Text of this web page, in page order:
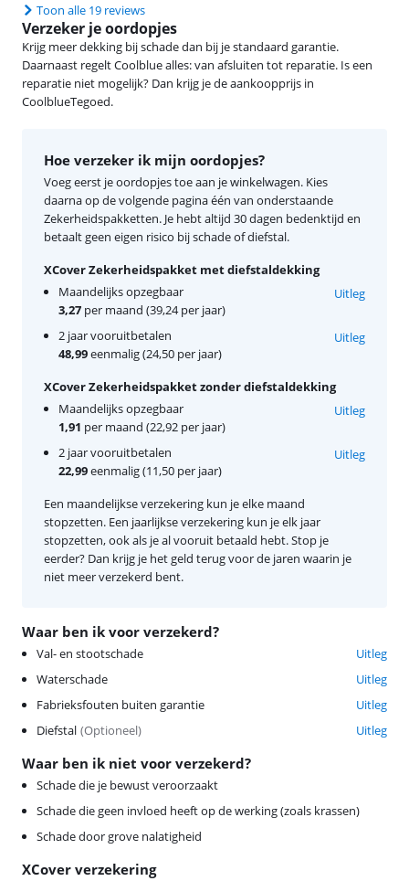
Toon alle 19 reviews
Verzeker je oordopjes
Krijg meer dekking bij schade dan bij je standaard garantie.
Daarnaast regelt Coolblue alles: van afsluiten tot reparatie. Is een
reparatie niet mogelijk? Dan krijg je de aankoopprijs in
CoolblueTegoed.
Waar ben ik voor verzekerd?
Val- en stootschade
Uitleg
Waterschade
Uitleg
Fabrieksfouten buiten garantie
Uitleg
Diefstal (Optioneel) Uitleg
Waar ben ik niet voor verzekerd?
Schade die je bewust veroorzaakt
Schade die geen invloed heeft op de werking (zoals krassen)
Schade door grove nalatigheid
XCover verzekering
Hoe verzeker ik mijn oordopjes?
Voeg eerst je oordopjes toe aan je winkelwagen. Kies
daarna op de volgende pagina één van onderstaande
Zekerheidspakketten. Je hebt altijd 30 dagen bedenktijd en
betaalt geen eigen risico bij schade of diefstal.
XCover Zekerheidspakket met diefstaldekking
Maandelijks opzegbaar
3,27 per maand (39,24 per jaar)
Uitleg
2 jaar vooruitbetalen
48,99eenmalig (24,50 per jaar)
Uitleg
XCover Zekerheidspakket zonder diefstaldekking
Maandelijks opzegbaar
1,91 per maand (22,92 per jaar)
Uitleg
2 jaar vooruitbetalen
22,99eenmalig (11,50 per jaar)
Uitleg
Een maandelijkse verzekering kun je elke maand
stopzetten. Een jaarlijkse verzekering kun je elk jaar
stopzetten, ook als je al vooruit betaald hebt. Stop je
eerder? Dan krijg je het geld terug voor de jaren waarin je
niet meer verzekerd bent.